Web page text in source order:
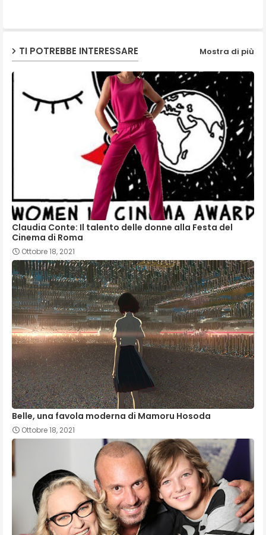
TI POTREBBE INTERESSARE Mostra di più
Claudia Conte: Il talento delle donne alla Festa del
Cinema di Roma
Ottobre 18, 2021
Belle, una favola moderna di Mamoru Hosoda
Ottobre 18, 2021